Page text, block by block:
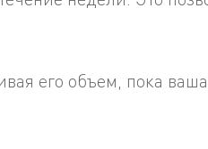
его объем, пока